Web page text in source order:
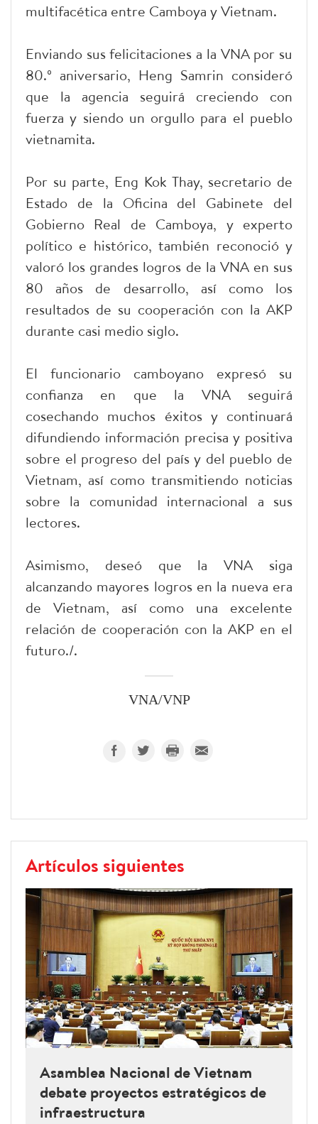
multifacética entre Camboya y Vietnam.
Enviando sus felicitaciones a la VNA por su
80.º aniversario, Heng Samrin consideró
que la agencia seguirá creciendo con
fuerza y siendo un orgullo para el pueblo
vietnamita.
Por su parte, Eng Kok Thay, secretario de
Estado de la Oficina del Gabinete del
Gobierno Real de Camboya, y experto
político e histórico, también reconoció y
valoró los grandes logros de la VNA en sus
80 años de desarrollo, así como los
resultados de su cooperación con la AKP
durante casi medio siglo.
El funcionario camboyano expresó su
confianza en que la VNA seguirá
cosechando muchos éxitos y continuará
difundiendo información precisa y positiva
sobre el progreso del país y del pueblo de
Vietnam, así como transmitiendo noticias
sobre la comunidad internacional a sus
lectores.
Asimismo, deseó que la VNA siga
alcanzando mayores logros en la nueva era
de Vietnam, así como una excelente
relación de cooperación con la AKP en el
futuro./.
VNA/VNP
Artículos siguientes
Asamblea Nacional de Vietnam
debate proyectos estratégicos de
infraestructura